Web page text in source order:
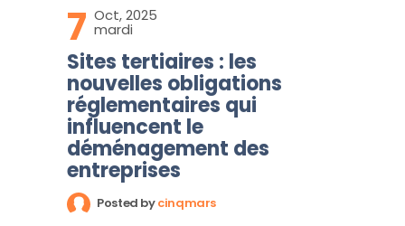
7 Oct, 2025
mardi
Sites tertiaires : les
nouvelles obligations
réglementaires qui
influencent le
déménagement des
entreprises
Posted bycinqmars